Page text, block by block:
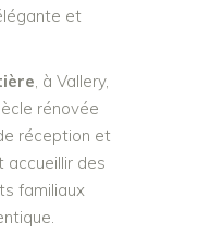
et
, à Vallery,
rénovée
réception et
accueillir des
familiaux